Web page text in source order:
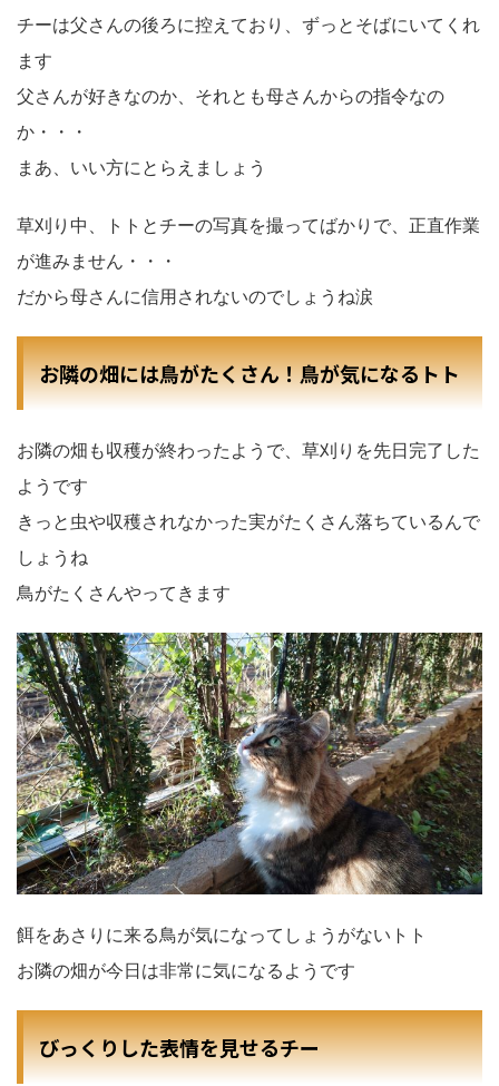
チーは父さんの後ろに控えており、ずっとそばにいてくれ
ます
父さんが好きなのか、それとも母さんからの指令なの
か・・・
まあ、いい方にとらえましょう
草刈り中、トトとチーの写真を撮ってばかりで、正直作業
が進みません・・・
だから母さんに信用されないのでしょうね涙
お隣の畑には鳥がたくさん！鳥が気になるトト
お隣の畑も収穫が終わったようで、草刈りを先日完了した
ようです
きっと虫や収穫されなかった実がたくさん落ちているんで
しょうね
鳥がたくさんやってきます
餌をあさりに来る鳥が気になってしょうがないトト
お隣の畑が今日は非常に気になるようです
びっくりした表情を見せるチー